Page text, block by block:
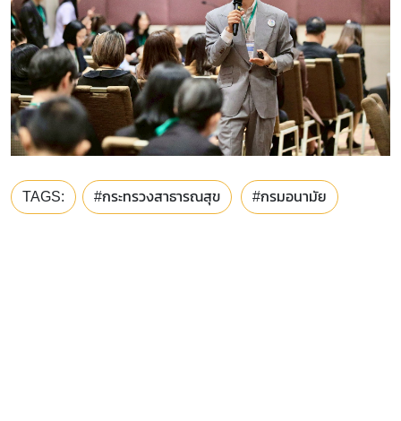
TAGS: #กระทรวงสาธารณสุข #กรมอนามัย